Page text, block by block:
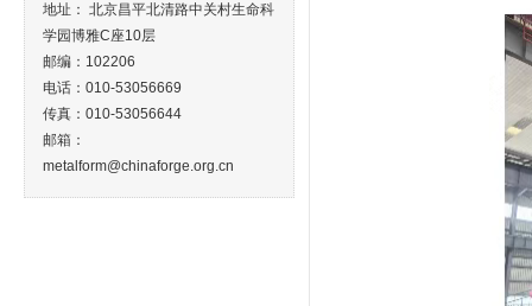
地址： 北京昌平北清路中关村生命科
学园博雅C座10层
邮编：102206
电话：010-53056669
传真：010-53056644
邮箱：
metalform@chinaforge.org.cn